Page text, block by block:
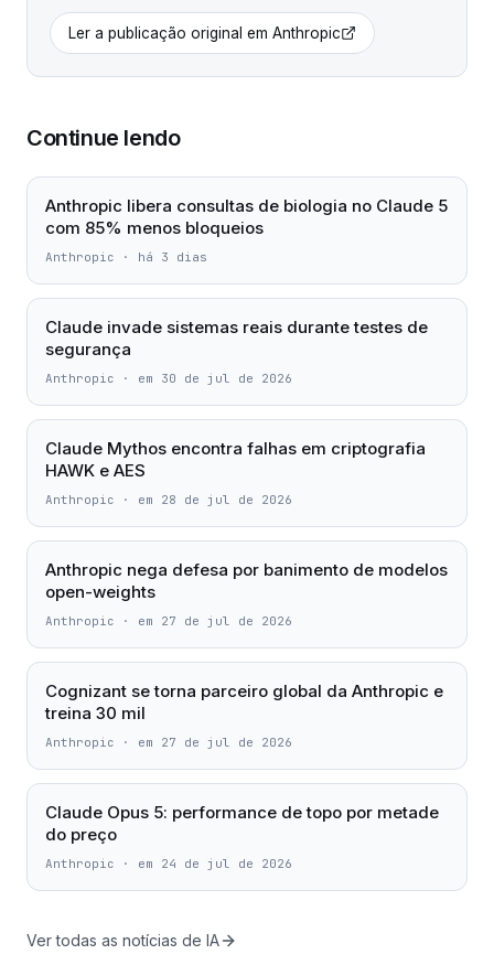
Ler a publicação original em Anthropic
Continue lendo
Anthropic libera consultas de biologia no Claude 5
com 85% menos bloqueios
Anthropic · há 3 dias
Claude invade sistemas reais durante testes de
segurança
Anthropic · em 30 de jul de 2026
Claude Mythos encontra falhas em criptografia
HAWK e AES
Anthropic · em 28 de jul de 2026
Anthropic nega defesa por banimento de modelos
open-weights
Anthropic · em 27 de jul de 2026
Cognizant se torna parceiro global da Anthropic e
treina 30 mil
Anthropic · em 27 de jul de 2026
Claude Opus 5: performance de topo por metade
do preço
Anthropic · em 24 de jul de 2026
Ver todas as notícias de IA